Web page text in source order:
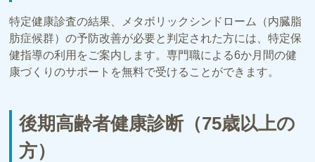
特定健康診査の結果、メタボリックシンドローム（内臓脂
肪症候群）の予防改善が必要と判定された方には、特定保
健指導の利用をご案内します。専門職による6か月間の健
康づくりのサポートを無料で受けることができます。
後期高齢者健康診断（75歳以上の
方）